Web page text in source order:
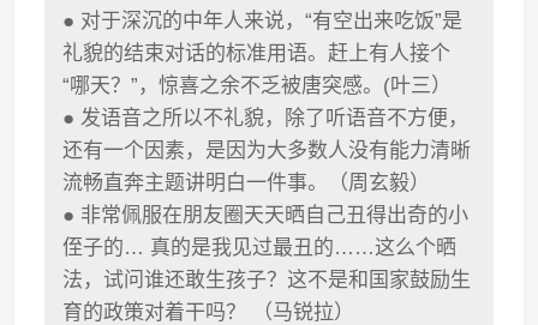
● 对于深沉的中年人来说，“有空出来吃饭”是
礼貌的结束对话的标准用语。赶上有人接个
“哪天？”，惊喜之余不乏被唐突感。(叶三）
● 发语音之所以不礼貌，除了听语音不方便，
还有一个因素，是因为大多数人没有能力清晰
流畅直奔主题讲明白一件事。（周玄毅）
● 非常佩服在朋友圈天天晒自己丑得出奇的小
侄子的… 真的是我见过最丑的……这么个晒
法，试问谁还敢生孩子？这不是和国家鼓励生
育的政策对着干吗？ （马锐拉）